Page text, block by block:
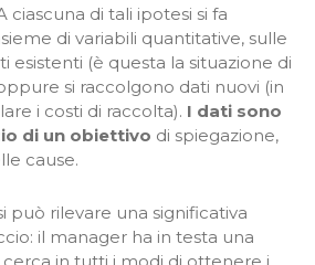
ciascuna di tali ipotesi si fa
di variabili quantitative, sulle
esistenti (è questa la situazione di
si raccolgono dati nuovi (in
i costi di raccolta). I dati sono
di un obiettivo di spiegazione,
cause.
può rilevare una significativa
il manager ha in testa una